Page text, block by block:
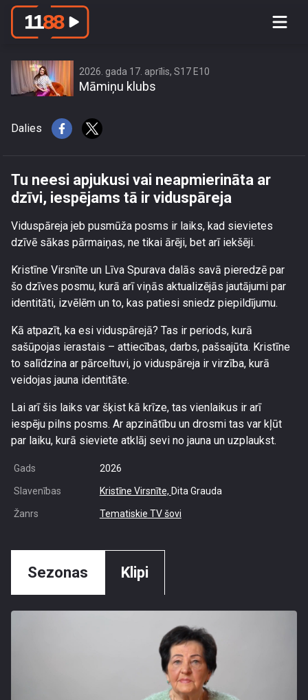
Tu neesi apjukusi vai neapmierināta ar
2026. gada 17. aprīlis, S17 E10
Māmiņu klubs
Dalies
Tu neesi apjukusi vai neapmierināta ar
dzīvi, iespējams tā ir viduspāreja
Viduspāreja jeb pusmūža posms ir laiks, kad sievietes
dzīvē sākas pārmaiņas, ne tikai ārēji, bet arī iekšēji.
Kristīne Virsnīte un Līva Spurava dalās savā pieredzē par
šo dzīves posmu, kurā arī viņās aktualizējās jautājumi par
identitāti, izvēlēm un to, kas patiesi sniedz piepildījumu.
Kā atpazīt, ka esi viduspārejā? Tas ir periods, kurā
sašūpojas ierastais – attiecības, darbs, pašsajūta. Kristīne
to salīdzina ar pārceltuvi, jo viduspāreja ir virzība, kurā
veidojas jauna identitāte.
Lai arī šis laiks var šķist kā krīze, tas vienlaikus ir arī
iespēju pilns posms. Ar apzinātību un drosmi tas var kļūt
par laiku, kurā sieviete atklāj sevi no jauna un uzplaukst.
Gads 2026
Slavenības Kristīne Virsnīte, Dita Grauda
Žanrs Tematiskie TV šovi
Sezonas Klipi